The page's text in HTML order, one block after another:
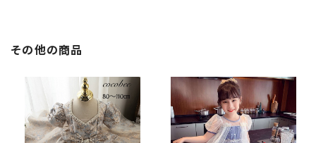
ル コンクール フラワーガール
卒業式 入学式 ダンス衣装コス
ース仮装ハロウィンドレス子供
その他の商品